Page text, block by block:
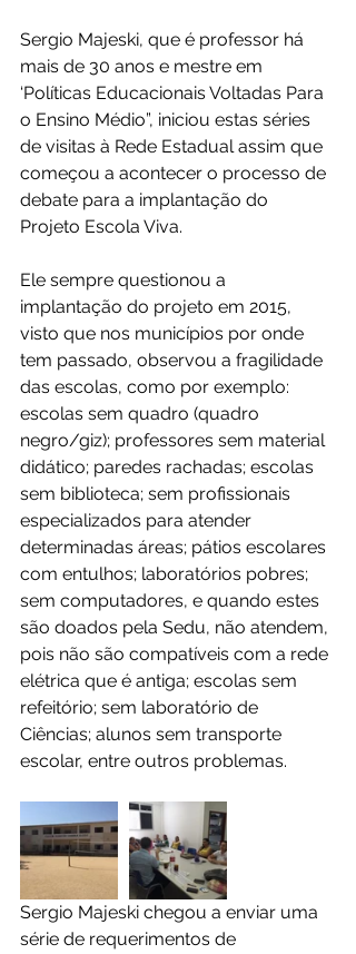
Sergio Majeski, que é professor há
mais de 30 anos e mestre em
‘Políticas Educacionais Voltadas Para
o Ensino Médio”, iniciou estas séries
de visitas à Rede Estadual assim que
começou a acontecer o processo de
debate para a implantação do
Projeto Escola Viva.
Ele sempre questionou a
implantação do projeto em 2015,
visto que nos municípios por onde
tem passado, observou a fragilidade
das escolas, como por exemplo:
escolas sem quadro (quadro
negro/giz); professores sem material
didático; paredes rachadas; escolas
sem biblioteca; sem profissionais
especializados para atender
determinadas áreas; pátios escolares
com entulhos; laboratórios pobres;
sem computadores, e quando estes
são doados pela Sedu, não atendem,
pois não são compatíveis com a rede
elétrica que é antiga; escolas sem
refeitório; sem laboratório de
Ciências; alunos sem transporte
escolar, entre outros problemas.
Sergio Majeski chegou a enviar uma
série de requerimentos de